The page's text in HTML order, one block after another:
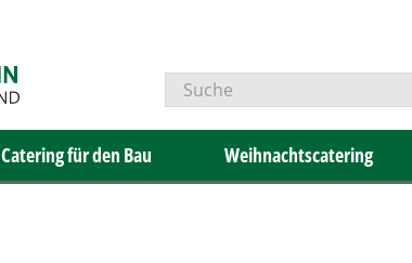
Catering für den Bau Weihnachtscatering